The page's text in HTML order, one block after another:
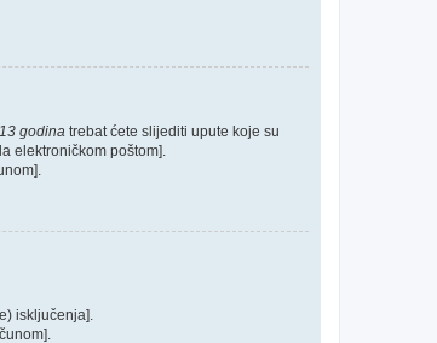
godina trebat ćete slijediti upute koje su
elektroničkom poštom].
isključenja].